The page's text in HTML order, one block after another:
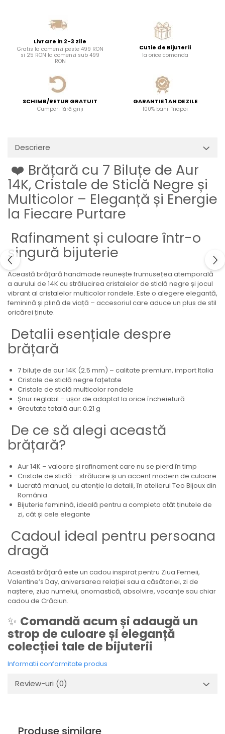
Livrare in 2-3 zile
Gratis la comenzi peste 499 RON
si 25 RON la comenzi sub 499
RON
Cutie de Bijuterii
la orice comanda
SCHIMB/RETUR GRATUIT
Cumperi fără griji
GARANTIE 1 AN DE ZILE
100% banii înapoi
Descriere
❤️ Brățară cu 7 Biluțe de Aur
14K, Cristale de Sticlă Negre și
Multicolor – Eleganță și Energie
la Fiecare Purtare
Rafinament și culoare într-o
singură bijuterie
Această brățară handmade reunește frumusețea atemporală
a aurului de 14K cu strălucirea cristalelor de sticlă negre și jocul
vibrant al cristalelor multicolor rondele. Este o alegere elegantă,
feminină și plină de viață – accesoriul care aduce un plus de stil
oricărei ținute.
Detalii esențiale despre
brățară
7 biluțe de aur 14K (2.5 mm) – calitate premium, import Italia
Cristale de sticlă negre fațetate
Cristale de sticlă multicolor rondele
Șnur reglabil – ușor de adaptat la orice încheietură
Greutate totală aur: 0.21 g
De ce să alegi această
brățară?
Aur 14K – valoare și rafinament care nu se pierd în timp
Cristale de sticlă – strălucire și un accent modern de culoare
Lucrată manual, cu atenție la detalii, în atelierul Teo Bijoux din
România
Bijuterie feminină, ideală pentru a completa atât ținutele de
zi, cât și cele elegante
Cadoul ideal pentru persoana
dragă
Această brățară este un cadou inspirat pentru Ziua Femeii,
Valentine’s Day, aniversarea relației sau a căsătoriei, zi de
naștere, ziua numelui, onomastică, absolvire, vacanțe sau chiar
cadou de Crăciun.
✨ Comandă acum și adaugă un
strop de culoare și eleganță
colecției tale de bijuterii
Informatii conformitate produs
Review-uri (0)
Produse similare